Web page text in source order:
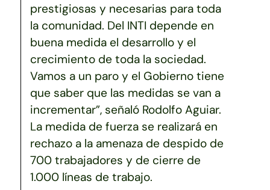
prestigiosas y necesarias para toda
la comunidad. Del INTI depende en
buena medida el desarrollo y el
crecimiento de toda la sociedad.
Vamos a un paro y el Gobierno tiene
que saber que las medidas se van a
incrementar”, señaló Rodolfo Aguiar.
La medida de fuerza se realizará en
rechazo a la amenaza de despido de
700 trabajadores y de cierre de
1.000 líneas de trabajo.